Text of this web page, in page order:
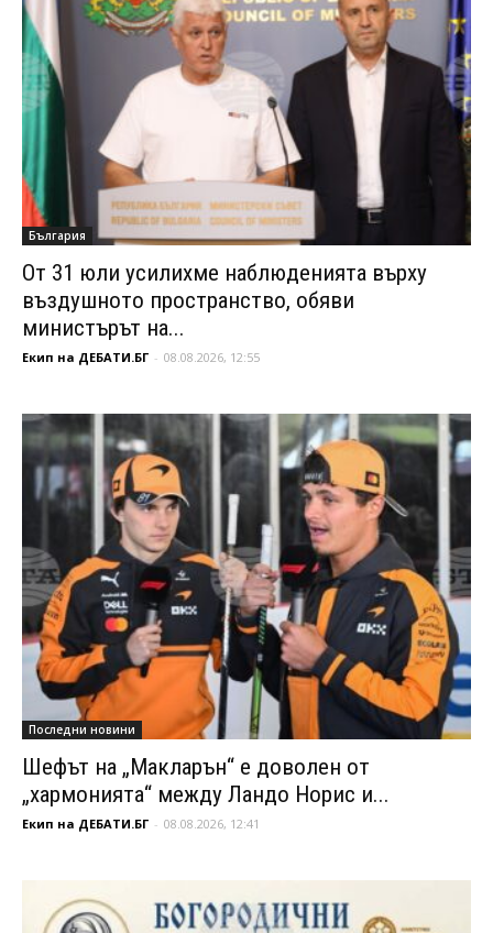
България
От 31 юли усилихме наблюденията върху
въздушното пространство, обяви
министърът на...
Екип на ДЕБАТИ.БГ - 08.08.2026, 12:55
Последни новини
Шефът на „Макларън“ е доволен от
„хармонията“ между Ландо Норис и...
Екип на ДЕБАТИ.БГ - 08.08.2026, 12:41